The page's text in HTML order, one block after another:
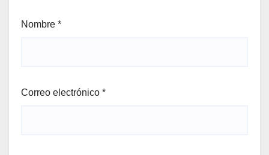
Nombre *
Correo electrónico *